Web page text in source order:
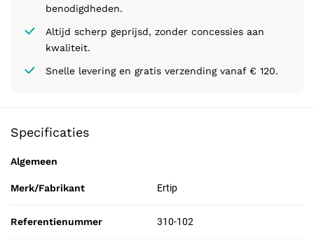
benodigdheden.
Altijd scherp geprijsd, zonder concessies aan
kwaliteit.
Snelle levering en gratis verzending vanaf € 120.
Specificaties
Algemeen
Merk/Fabrikant Ertip
Referentienummer 310-102